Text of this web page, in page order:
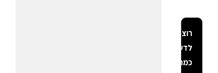
רוצה
לדעת
כמה